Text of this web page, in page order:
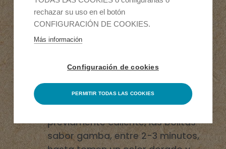
bandeja grande y plana.
Incorporar la mezcla de vinagre
de arroz, azúcar y sal, mezclar
elementos. Dejar que se enfríe.
Freír en abundante aceite,
previamente caliente, las bolitas
sabor gamba, entre 2-3 minutos,
rechazar su uso en el botón
CONFIGURACIÓN DE COOKIES.
Más información
Configuración de cookies
PERMITIR TODAS LAS COOKIES